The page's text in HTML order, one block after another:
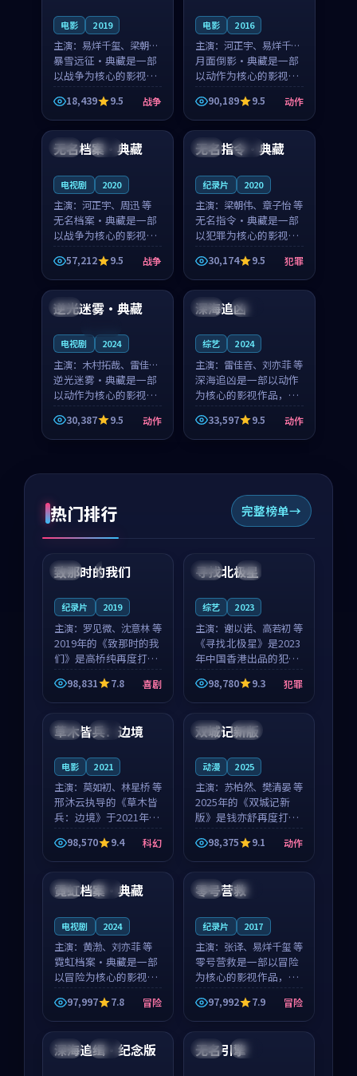
电影 2019
主演： 易烊千玺、梁朝伟
等
暴雪远征·典藏是一部
以战争为核心的影视作
品，围绕危机、反转与
人物成长展开，整体节
奏紧凑，值得推荐观
看。
18,439 9.5 战争
电影 2016
主演： 河正宇、易烊千玺
等
月面倒影·典藏是一部
以动作为核心的影视作
品，围绕危机、反转与
人物成长展开，整体节
奏紧凑，值得推荐观
看。
90,189 9.5 动作
日本 热播
无名档案·典藏
电视剧 2020
主演： 河正宇、周迅 等
无名档案·典藏是一部
以战争为核心的影视作
品，围绕危机、反转与
人物成长展开，整体节
奏紧凑，值得推荐观
看。
57,212 9.5 战争
韩国 杜比
无名指令·典藏
纪录片 2020
主演： 梁朝伟、章子怡 等
无名指令·典藏是一部
以犯罪为核心的影视作
品，围绕危机、反转与
人物成长展开，整体节
奏紧凑，值得推荐观
看。
30,174 9.5 犯罪
中国
逆光迷雾·典藏
电视剧 2024
主演： 木村拓哉、雷佳音
等
逆光迷雾·典藏是一部
以动作为核心的影视作
品，围绕危机、反转与
人物成长展开，整体节
奏紧凑，值得推荐观
30,387 9.5 动作
中国 独播
深海追凶
综艺 2024
主演： 雷佳音、刘亦菲 等
深海追凶是一部以动作
为核心的影视作品，围
绕危机、反转与人物成
长展开，整体节奏紧
凑，值得推荐观看。
33,597 9.5 动作
热门排行 完整榜单
中国 4K
99:22
致那时的我们
纪录片 2019
主演： 罗见微、沈意林 等
2019年的《致那时的我
们》是高桥纯再度打磨
的喜剧佳作。中国大陆
的取景与都市寓言的氛
围相互成就，罗见微与
沈意林的对手戏自然克
制，让整部影片在悬
98,831 7.8 喜剧
中国 4K
99:18
寻找北极星
综艺 2023
主演： 谢以诺、高若初 等
《寻找北极星》是2023
年中国香港出品的犯罪
新作，主创团队希望用
公路冒险的故事让观众
停下来想一想。谢以诺
领衔，高若初担任重要
角色，戚南柯的叙事
98,780 9.3 犯罪
泰国 独播
草木皆兵：边境
电影 2021
主演： 莫如初、林星桥 等
邢沐云执导的《草木皆
兵：边境》于2021年面
世，泰国的城市气质与
校园青春的人物心境共
同构筑了影片基调。莫
如初、林星桥用细腻的
表演撑起整部科幻电
98,570 9.4 科幻
中国 独播
双城记新版
动漫 2025
主演： 苏柏然、樊清晏 等
2025年的《双城记新
版》是钱亦舒再度打磨
的动作佳作。中国大陆
的取景与沙漠探险的氛
围相互成就，苏柏然与
樊清晏的对手戏自然克
制，让整部影片在悬念
98,375 9.1 动作
英国 独播
霓虹档案·典藏
电视剧 2024
主演： 黄渤、刘亦菲 等
霓虹档案·典藏是一部
以冒险为核心的影视作
品，围绕危机、反转与
人物成长展开，整体节
奏紧凑，值得推荐观
看。
97,997 7.8 冒险
英国 独播
零号营救
纪录片 2017
主演： 张译、易烊千玺 等
零号营救是一部以冒险
为核心的影视作品，围
绕危机、反转与人物成
长展开，整体节奏紧
凑，值得推荐观看。
97,992 7.9 冒险
中国 高分
深海追缉·纪念版 日本 热播
无名引擎